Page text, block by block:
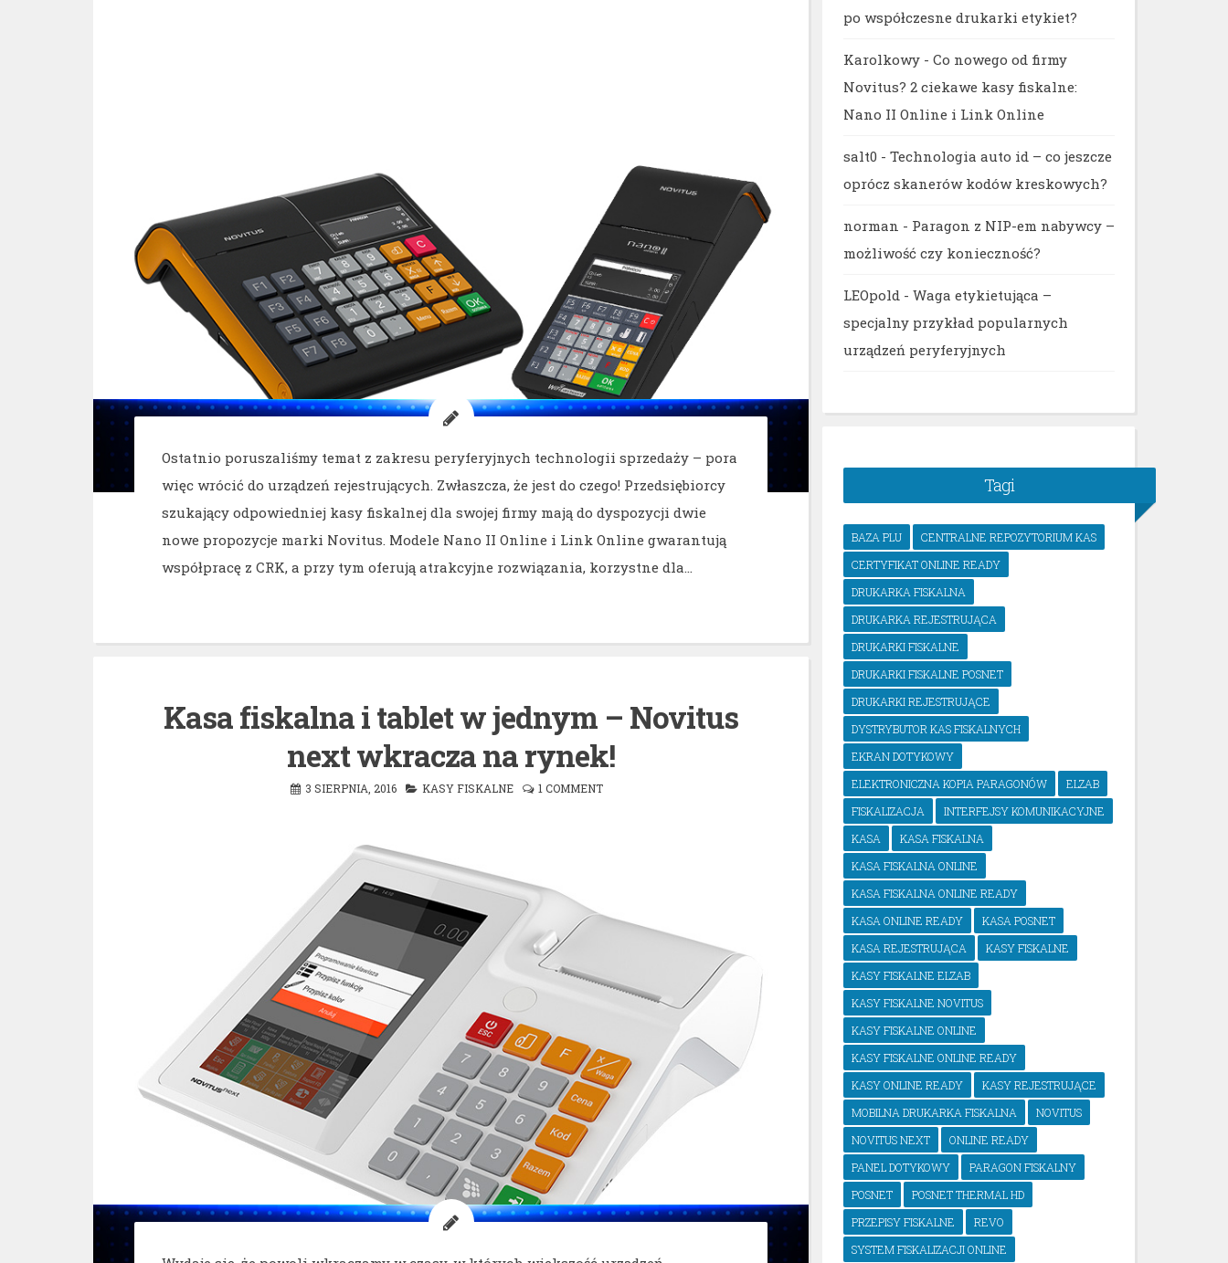
Ostatnio poruszaliśmy temat z zakresu peryferyjnych technologii sprzedaży – pora
więc wrócić do urządzeń rejestrujących. Zwłaszcza, że jest do czego! Przedsiębiorcy
szukający odpowiedniej kasy fiskalnej dla swojej firmy mają do dyspozycji dwie
nowe propozycje marki Novitus. Modele Nano II Online i Link Online gwarantują
współpracę z CRK, a przy tym oferują atrakcyjne rozwiązania, korzystne dla…
Kasa fiskalna i tablet w jednym – Novitus
next wkracza na rynek!
3 SIERPNIA, 2016 KASY FISKALNE 1 COMMENT
po współczesne drukarki etykiet?
Karolkowy- Co nowego od firmy
Novitus? 2 ciekawe kasy fiskalne:
Nano II Online i Link Online
salt0- Technologia auto id – co jeszcze
oprócz skanerów kodów kreskowych?
norman - Paragon z NIP-em nabywcy –
możliwość czy konieczność?
LEOpold- Waga etykietująca –
specjalny przykład popularnych
urządzeń peryferyjnych
Tagi
BAZA PLU
CENTRALNE REPOZYTORIUM KAS
CERTYFIKAT ONLINE READY
DRUKARKA FISKALNA
DRUKARKA REJESTRUJĄCA
DRUKARKI FISKALNE
DRUKARKI FISKALNE POSNET
DRUKARKI REJESTRUJĄCE
DYSTRYBUTOR KAS FISKALNYCH
EKRAN DOTYKOWY
ELEKTRONICZNA KOPIA PARAGONÓW
ELZAB
FISKALIZACJA
INTERFEJSY KOMUNIKACYJNE
KASA
KASA FISKALNA
KASA FISKALNA ONLINE
KASA FISKALNA ONLINE READY
KASA ONLINE READY
KASA POSNET
KASA REJESTRUJĄCA
KASY FISKALNE
KASY FISKALNE ELZAB
KASY FISKALNE NOVITUS
KASY FISKALNE ONLINE
KASY FISKALNE ONLINE READY
KASY ONLINE READY
KASY REJESTRUJĄCE
MOBILNA DRUKARKA FISKALNA
NOVITUS
NOVITUS NEXT
ONLINE READY
PANEL DOTYKOWY
PARAGON FISKALNY
POSNET
POSNET THERMAL HD
PRZEPISY FISKALNE
REVO
SYSTEM FISKALIZACJI ONLINE